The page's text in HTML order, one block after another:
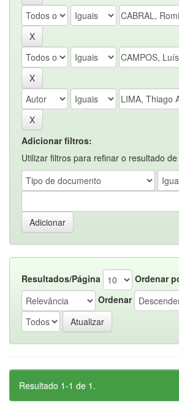
Adicionar filtros:
Utilizar filtros para refinar o resultado
Resultados/Página
Ordenar
Ordenar
Resultado 1-1 de 1.